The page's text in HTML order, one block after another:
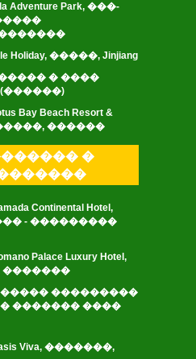
Park, ���-
Holiday, �����, Jinjiang
� ����
Bay Beach Resort &
������
�
Continental Hotel,
- ���������
Palace Luxury Hotel,
�������
���������
������� ����
Viva, �������,